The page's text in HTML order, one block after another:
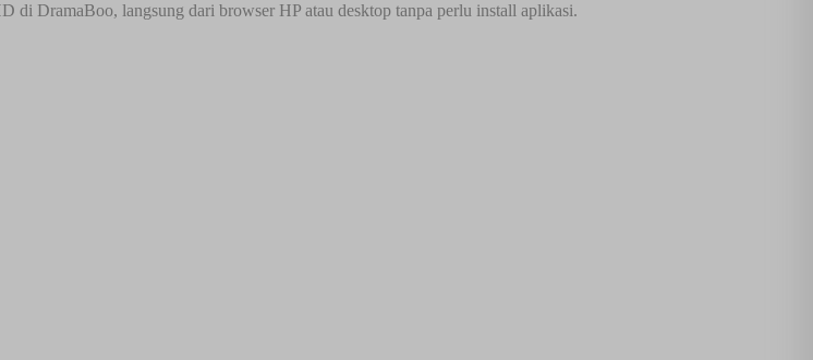
di DramaBoo, langsung dari browser HP atau desktop tanpa perlu install aplikasi.